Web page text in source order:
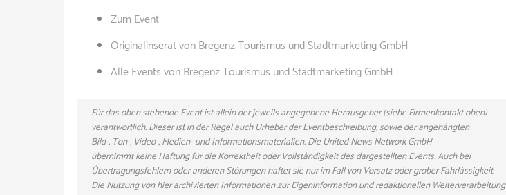
Zum Event
Originalinserat von Bregenz Tourismus und Stadtmarketing GmbH
Alle Events von Bregenz Tourismus und Stadtmarketing GmbH
Für das oben stehende Event ist allein der jeweils angegebene Herausgeber (siehe Firmenkontakt oben)
verantwortlich. Dieser ist in der Regel auch Urheber der Eventbeschreibung, sowie der angehängten
Bild-, Ton-, Video-, Medien- und Informationsmaterialien. Die United News Network GmbH
übernimmt keine Haftung für die Korrektheit oder Vollständigkeit des dargestellten Events. Auch bei
Übertragungsfehlern oder anderen Störungen haftet sie nur im Fall von Vorsatz oder grober Fahrlässigkeit.
Die Nutzung von hier archivierten Informationen zur Eigeninformation und redaktionellen Weiterverarbeitung